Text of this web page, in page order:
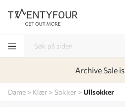
Dame Klær Sokker Ullsokker
Archive Sale is
-
-
-
-